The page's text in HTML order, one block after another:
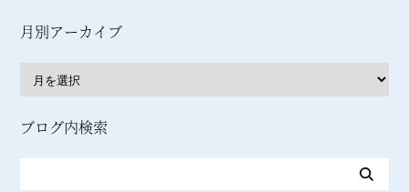
月別アーカイブ
ブログ内検索